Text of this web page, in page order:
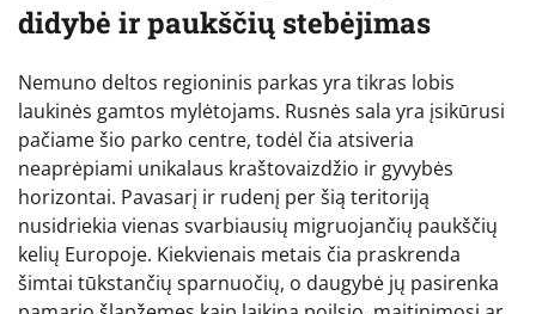
didybė ir paukščių stebėjimas
Nemuno deltos regioninis parkas yra tikras lobis
laukinės gamtos mylėtojams. Rusnės sala yra įsikūrusi
pačiame šio parko centre, todėl čia atsiveria
neaprėpiami unikalaus kraštovaizdžio ir gyvybės
horizontai. Pavasarį ir rudenį per šią teritoriją
nusidriekia vienas svarbiausių migruojančių paukščių
kelių Europoje. Kiekvienais metais čia praskrenda
šimtai tūkstančių sparnuočių, o daugybė jų pasirenka